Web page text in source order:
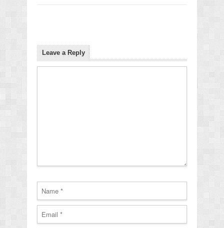
Leave a Reply